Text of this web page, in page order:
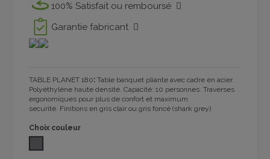
100% Satisfait ou remboursé
Garantie fabricant
TABLE PLANET 180: Table banquet pliante avec cadre en acier.
Polyéthylène haute densité. Capacité: 10 personnes. Traverses
ergonomiques pour plus de confort et maximum
securité. Finitions en gris clair ou gris foncé (shark grey)
Choix couleur